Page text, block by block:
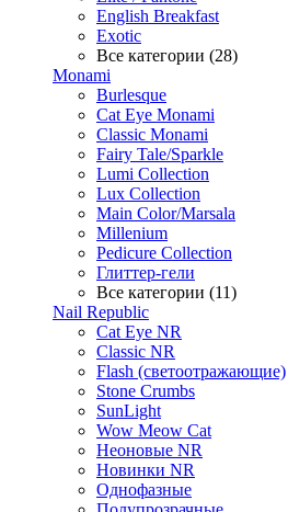
English Breakfast
Exotic
Все категории (28)
Monami
Burlesque
Cat Eye Monami
Classic Monami
Fairy Tale/Sparkle
Lumi Collection
Lux Collection
Main Color/Marsala
Millenium
Pedicure Collection
Глиттер-гели
Все категории (11)
Nail Republic
Cat Eye NR
Classic NR
Flash (светоотражающие)
Stone Crumbs
SunLight
Wow Meow Cat
Неоновые NR
Новинки NR
Однофазные